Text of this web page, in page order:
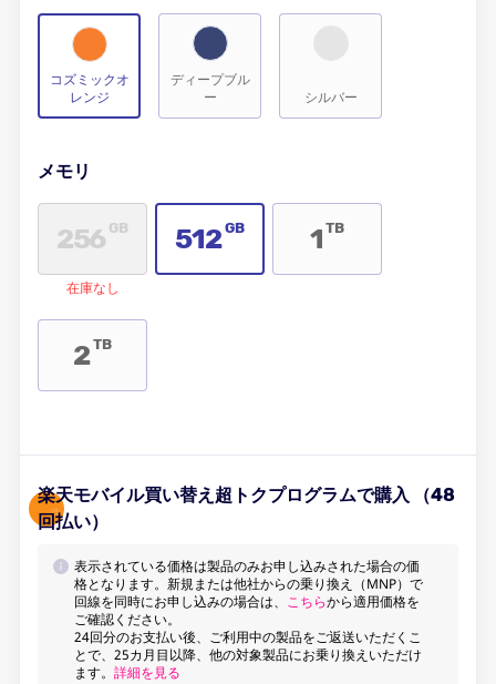
コズミックオ
レンジ
ディープブル
ー
シルバー
メモリ
256 GB
在庫なし
512 GB 1 TB
2 TB
楽天モバイル買い替え超トクプログラムで購入 （48
回払い）
表示されている価格は製品のみお申し込みされた場合の価
格となります。新規または他社からの乗り換え（MNP）で
回線を同時にお申し込みの場合は、 こちらから適用価格を
ご確認ください。
24回分のお支払い後、ご利用中の製品をご返送いただくこ
とで、25カ月目以降、他の対象製品にお乗り換えいただけ
ます。 詳細を見る